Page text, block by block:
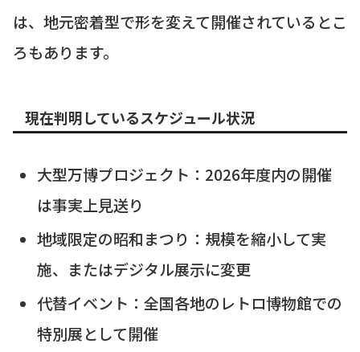
は、地元密着型で形を変えて開催されているとこ
ろもあります。
現在判明しているスケジュール状況
大型万博プロジェクト：2026年度内の開催
は事実上見送り
地域限定の昭和まつり：規模を縮小して実
施、またはデジタル展示に変更
代替イベント：全国各地のレトロ博物館での
特別展として開催